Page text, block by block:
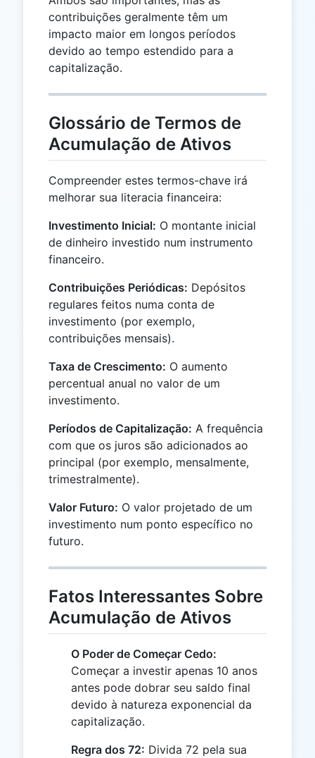
contribuições geralmente têm um
impacto maior em longos períodos
devido ao tempo estendido para a
capitalização.
Glossário de Termos de
Acumulação de Ativos
Compreender estes termos-chave irá
melhorar sua literacia financeira:
Investimento Inicial: O montante inicial
de dinheiro investido num instrumento
financeiro.
Contribuições Periódicas: Depósitos
regulares feitos numa conta de
investimento (por exemplo,
contribuições mensais).
Taxa de Crescimento: O aumento
percentual anual no valor de um
investimento.
Períodos de Capitalização: A frequência
com que os juros são adicionados ao
principal (por exemplo, mensalmente,
trimestralmente).
Valor Futuro: O valor projetado de um
investimento num ponto específico no
futuro.
Fatos Interessantes Sobre
Acumulação de Ativos
O Poder de Começar Cedo:
Começar a investir apenas 10 anos
antes pode dobrar seu saldo final
devido à natureza exponencial da
capitalização.
Regra dos 72: Divida 72 pela sua